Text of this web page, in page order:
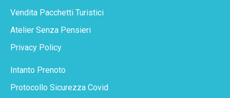
Vendita Pacchetti Turistici
Atelier Senza Pensieri
Privacy Policy
Intanto Prenoto
Protocollo Sicurezza Covid